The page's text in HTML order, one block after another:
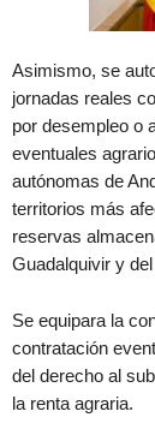
Asimismo, se
jornadas reales
por desempleo o
eventuales
autónomas de
territorios más
reservas
Guadalquivir y
Se equipara la
contratación
del derecho al
la renta agraria.